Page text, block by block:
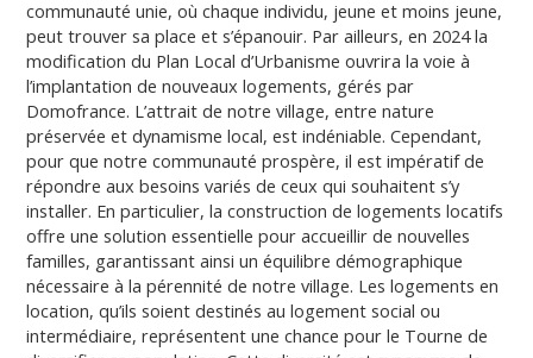
communauté unie, où chaque individu, jeune et moins jeune,
peut trouver sa place et s’épanouir. Par ailleurs, en 2024 la
modification du Plan Local d’Urbanisme ouvrira la voie à
l’implantation de nouveaux logements, gérés par
Domofrance. L’attrait de notre village, entre nature
préservée et dynamisme local, est indéniable. Cependant,
pour que notre communauté prospère, il est impératif de
répondre aux besoins variés de ceux qui souhaitent s’y
installer. En particulier, la construction de logements locatifs
offre une solution essentielle pour accueillir de nouvelles
familles, garantissant ainsi un équilibre démographique
nécessaire à la pérennité de notre village. Les logements en
location, qu’ils soient destinés au logement social ou
intermédiaire, représentent une chance pour le Tourne de